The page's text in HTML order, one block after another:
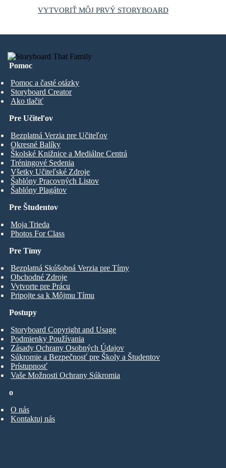
VYTVORIŤ MÔJ PRVÝ STORYBOARD
Pomoc
Pomoc a časté otázky
Storyboard Creator
Ako tlačiť
Pre Študentov
Moja Trieda
Photos For Class
Pre Učiteľov
Bezplatná Verzia pre Učiteľov
Okresné Balíky
Školské Knižnice a Mediálne Centrá
Tréningové Sedenia
Všetky Učiteľské Zdroje
Šablóny Pracovných Listov
Šablóny Plagátov
Pre Tímy
Bezplatná Skúšobná Verzia pre Tímy
Obchodné Zdroje
Vytvorte pre Prácu
Pripojte sa k Môjmu Tímu
o
O nás
Kontaktuj nás
Postupy
Storyboard Copyright and Usage
Podmienky Používania
Zásady Ochrany Osobných Údajov
Súkromie a Bezpečnosť pre Školy a Študentov
Prístupnosť
Vaše Možnosti Ochrany Súkromia